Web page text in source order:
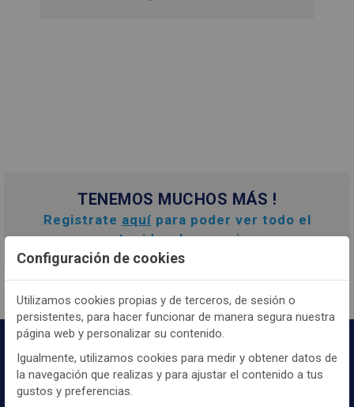
TENEMOS MUCHOS MÁS !
Registrate aquí para poder ver todo el
contenido y los precios.
Configuración de cookies
Utilizamos cookies propias y de terceros, de sesión o
persistentes, para hacer funcionar de manera segura nuestra
página web y personalizar su contenido.
Igualmente, utilizamos cookies para medir y obtener datos de
la navegación que realizas y para ajustar el contenido a tus
gustos y preferencias.